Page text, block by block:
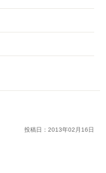
投稿日： 2013年02 月 16日